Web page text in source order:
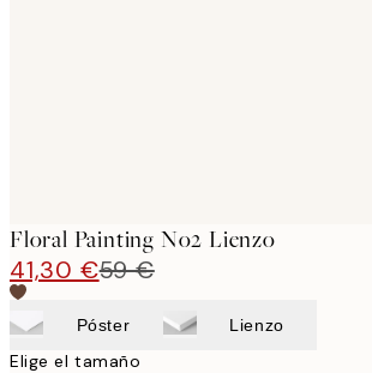
Floral Painting No2 Lienzo
41,30 €59 €
Póster Lienzo
Elige el tamaño